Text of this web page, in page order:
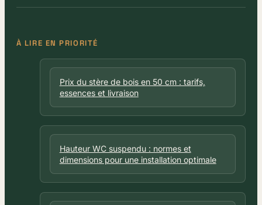
À LIRE EN PRIORITÉ
Prix du stère de bois en 50 cm : tarifs,
essences et livraison
Hauteur WC suspendu : normes et
dimensions pour une installation optimale